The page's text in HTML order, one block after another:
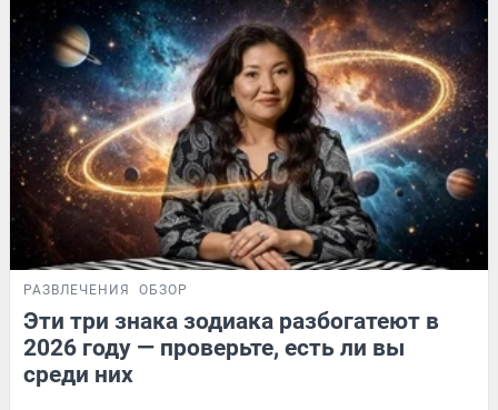
РАЗВЛЕЧЕНИЯ ОБЗОР
Эти три знака зодиака разбогатеют в
2026 году — проверьте, есть ли вы
среди них